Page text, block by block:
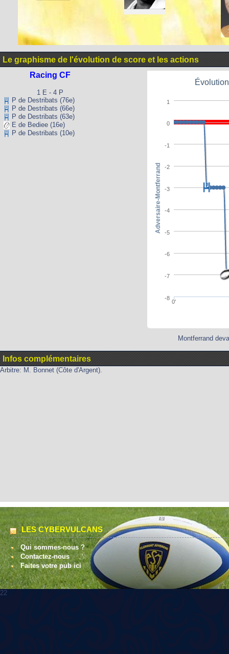
Le graphisme de l'évolution de score et les actions
Racing CF
1 E - 4 P
P de Destribats (76e)
P de Destribats (66e)
P de Destribats (63e)
E de Bediee (16e)
P de Destribats (10e)
0'
-8
-7
-6
-5
-4
-3
-2
-1
0
1
Adversaire-Montferrand
Montferrand
Infos complémentaires
Arbitre: M. Bonnet (Côte d'Argent).
LES CYBERVULCANS
Qui sommes-nous ?
Contactez-nous
Faites votre pub ici
22